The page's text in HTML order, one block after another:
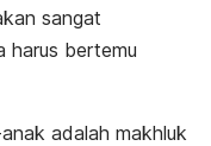
sangat
harus bertemu
adalah makhluk